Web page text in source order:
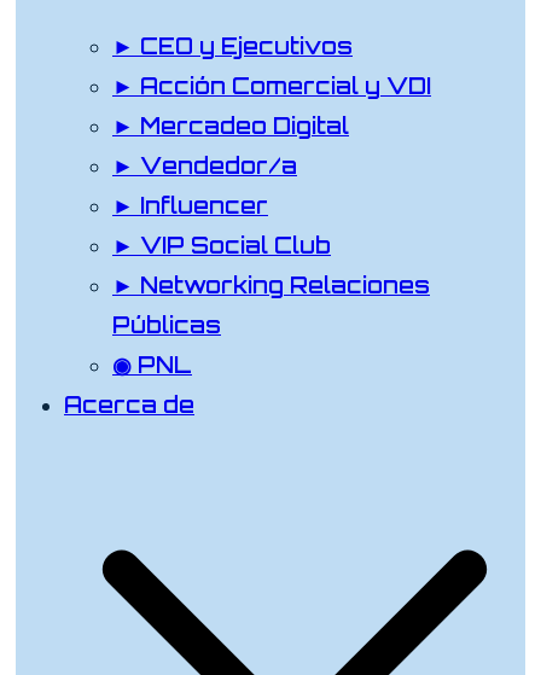
► CEO y Ejecutivos
► Acción Comercial y VDI
► Mercadeo Digital
► Vendedor/a
► Influencer
► VIP Social Club
► Networking Relaciones
Públicas
◉ PNL
Acerca de